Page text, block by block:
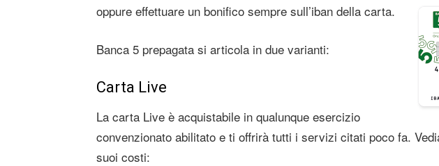
oppure effettuare un bonifico sempre sull’iban della carta.
Banca 5 prepagata si articola in due varianti:
Carta Live
La carta Live è acquistabile in qualunque esercizio
convenzionato abilitato e ti offrirà tutti i servizi citati poco fa.
suoi costi: